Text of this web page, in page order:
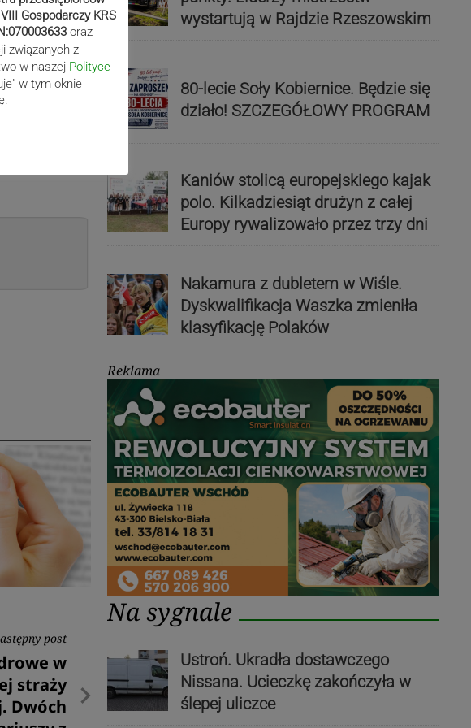
post
w
straży
Dwóch
wystartują w Rajdzie Rzeszowskim
80-lecie Soły Kobiernice. Będzie się
działo! SZCZEGÓŁOWY PROGRAM
Kaniów stolicą europejskiego kajak
polo. Kilkadziesiąt drużyn z całej
Europy rywalizowało przez trzy dni
Nakamura z dubletem w Wiśle.
Dyskwalifikacja Waszka zmieniła
klasyfikację Polaków
Reklama
Na sygnale
Ustroń. Ukradła dostawczego
Nissana. Ucieczkę zakończyła w
ślepej uliczce
Gospodarczy KRS
oraz
związanych z
w naszej Polityce
w tym oknie